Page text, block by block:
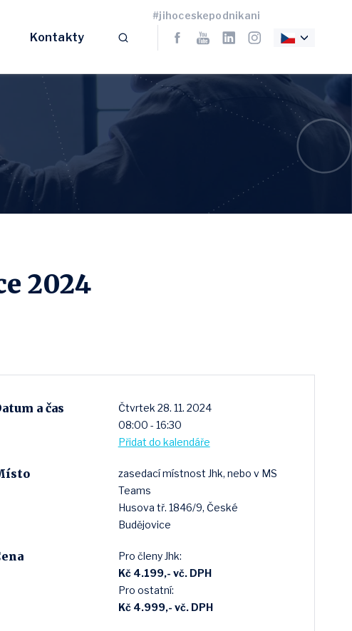
Kontakty
#jihoceskepodnikani
2024
a čas
Čtvrtek 28. 11. 2024
08:00 - 16:30
Přidat do kalendáře
zasedací místnost Jhk, nebo v MS
Teams
Husova tř. 1846/9, České
Budějovice
Pro členy Jhk:
Kč 4.199,- vč. DPH
Pro ostatní:
Kč 4.999,- vč. DPH